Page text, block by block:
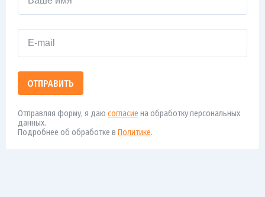
ОТПРАВИТЬ
Отправляя форму, я даю согласие на обработку персональных
данных.
Подробнее об обработке в Политике.